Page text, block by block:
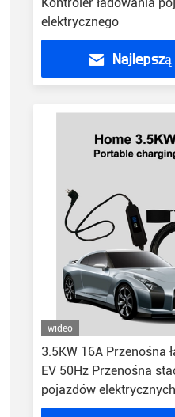
elektrycznego
wideo
3.5KW 16A Przenośna
EV 50Hz Przenośna
pojazdów elektrycznych